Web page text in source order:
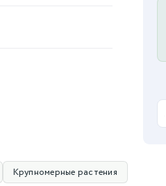
Крупномерные растения